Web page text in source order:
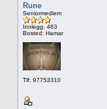
Rune
Seniormedlem
Innlegg: 463
Bosted: Hamar
Tlf: 97753310